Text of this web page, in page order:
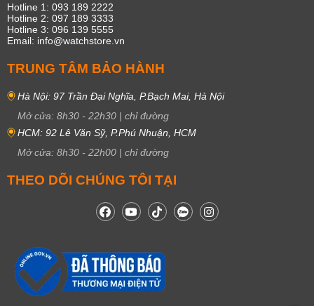
Hotline 1: 093 189 2222
Hotline 2: 097 189 3333
Hotline 3: 096 139 5555
Email: info@watchstore.vn
TRUNG TÂM BẢO HÀNH
Hà Nội: 97 Trần Đại Nghĩa, P.Bạch Mai, Hà Nội
Mở cửa: 8h30 - 22h30 | chỉ đường
HCM: 92 Lê Văn Sỹ, P.Phú Nhuận, HCM
Mở cửa: 8h30 - 22h00 | chỉ đường
THEO DÕI CHÚNG TÔI TẠI